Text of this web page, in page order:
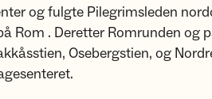
og fulgte Pilegrimsleden
Rom . Deretter Romrunden og
Osebergstien, og